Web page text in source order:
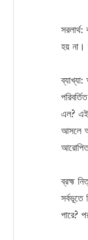
হয় না।
এল?
আসলে
ব্রহ্ম
পারে?